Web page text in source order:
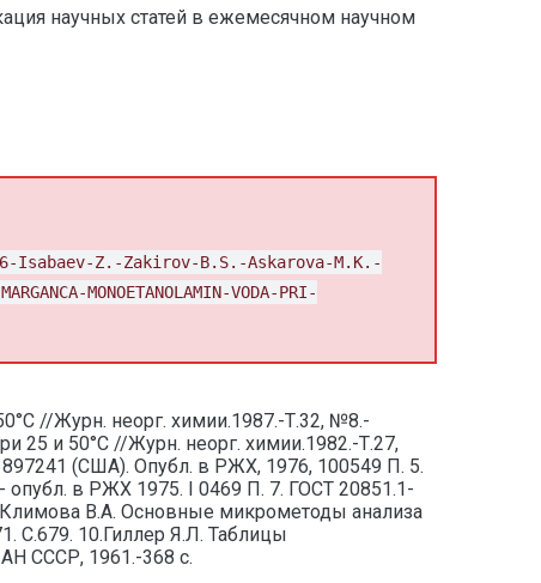
научных статей в ежемесячном научном
16-Isabaev-Z.-Zakirov-B.S.-Askarova-M.K.-
MONOETANOLAMIN-VODA-PRI-
//Журн. неорг. химии.1987.-Т.32, №8.-
25 и 50°С //Журн. неорг. химии.1982.-Т.27,
(США). Опубл. в РЖХ, 1976, 100549 П. 5.
опубл. в РЖХ 1975. I 0469 П. 7. ГОСТ 20851.1-
В.А. Основные микрометоды анализа
С.679. 10.Гиллер Я.Л. Таблицы
СССР, 1961.-368 с.